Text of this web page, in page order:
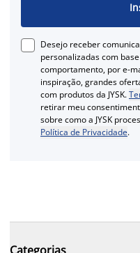
Desejo receber
personalizadas com
comportamento, por e-
inspiração, grandes
com produtos da JYSK.
retirar meu
sobre como a JYSK
Política de Privacidade.